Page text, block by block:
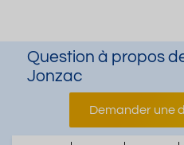
Question à propos
Jonzac
Demander une